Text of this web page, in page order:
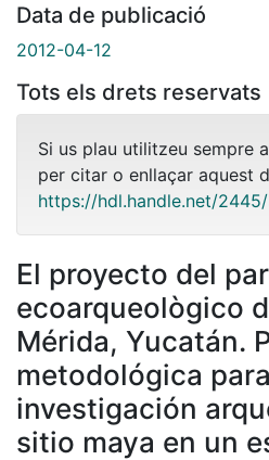
Data de publicació
2012-04-12
Tots els drets reservats
Si us plau utilitzeu sempre
per citar o enllaçar aquest
https://hdl.handle.net/
El proyecto del
ecoarqueològico
Mérida, Yucatán.
metodológica
investigación
sitio maya en un